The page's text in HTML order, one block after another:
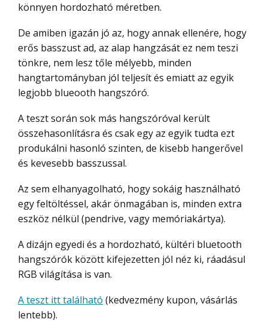
könnyen hordozható méretben.
De amiben igazán jó az, hogy annak ellenére, hogy
erős basszust ad, az alap hangzását ez nem teszi
tönkre, nem lesz tőle mélyebb, minden
hangtartományban jól teljesít és emiatt az egyik
legjobb blueooth hangszóró.
A teszt során sok más hangszóróval került
összehasonlításra és csak egy az egyik tudta ezt
produkálni hasonló szinten, de kisebb hangerővel
és kevesebb basszussal.
Az sem elhanyagolható, hogy sokáig használható
egy feltöltéssel, akár önmagában is, minden extra
eszköz nélkül (pendrive, vagy memóriakártya).
A dizájn egyedi és a hordozható, kültéri bluetooth
hangszórók között kifejezetten jól néz ki, ráadásul
RGB világítása is van.
A teszt itt található (kedvezmény kupon, vásárlás
lentebb).